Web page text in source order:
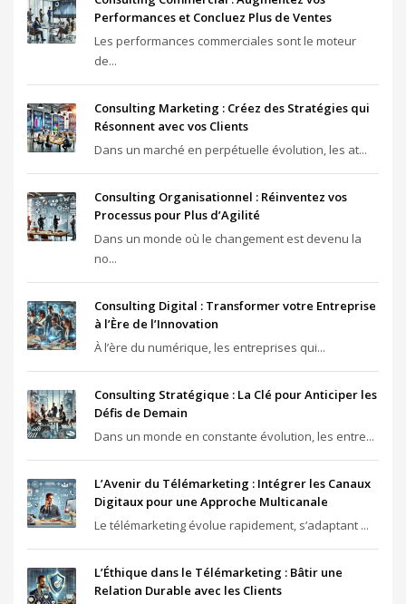
Performances et Concluez Plus de Ventes
Les performances commerciales sont le moteur
de...
Consulting Marketing : Créez des Stratégies qui
Résonnent avec vos Clients
Dans un marché en perpétuelle évolution, les at...
Consulting Organisationnel : Réinventez vos
Processus pour Plus d’Agilité
Dans un monde où le changement est devenu la
no...
Consulting Digital : Transformer votre Entreprise
à l’Ère de l’Innovation
À l’ère du numérique, les entreprises qui...
Consulting Stratégique : La Clé pour Anticiper les
Défis de Demain
Dans un monde en constante évolution, les entre...
L’Avenir du Télémarketing : Intégrer les Canaux
Digitaux pour une Approche Multicanale
Le télémarketing évolue rapidement, s’adaptant ...
L’Éthique dans le Télémarketing : Bâtir une
Relation Durable avec les Clients